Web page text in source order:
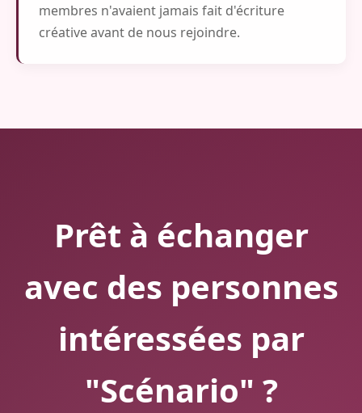
membres n'avaient jamais fait d'écriture
créative avant de nous rejoindre.
Prêt à échanger
avec des personnes
intéressées par
"Scénario" ?